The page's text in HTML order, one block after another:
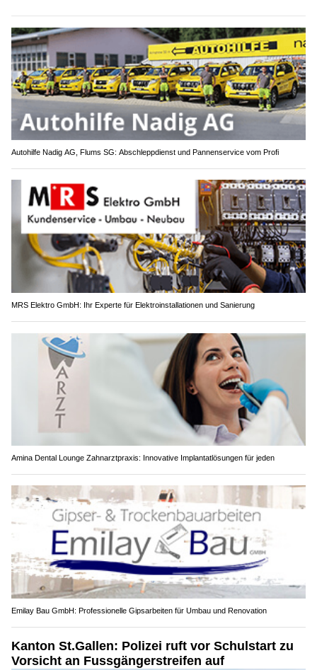
Autohilfe Nadig AG, Flums SG: Abschleppdienst und Pannenservice vom Profi
MRS Elektro GmbH: Ihr Experte für Elektroinstallationen und Sanierung
Amina Dental Lounge Zahnarztpraxis: Innovative Implantatlösungen für jeden
Emilay Bau GmbH: Professionelle Gipsarbeiten für Umbau und Renovation
Kanton St.Gallen: Polizei ruft vor Schulstart zu
Vorsicht an Fussgängerstreifen auf